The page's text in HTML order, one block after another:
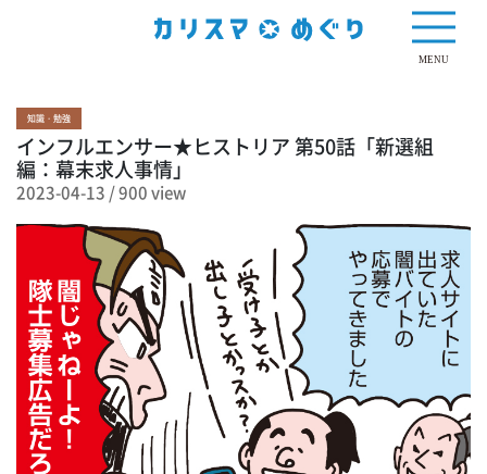
MENU
知識・勉強
インフルエンサー★ヒストリア 第50話「新選組
編：幕末求人事情」
2023-04-13 /900 view